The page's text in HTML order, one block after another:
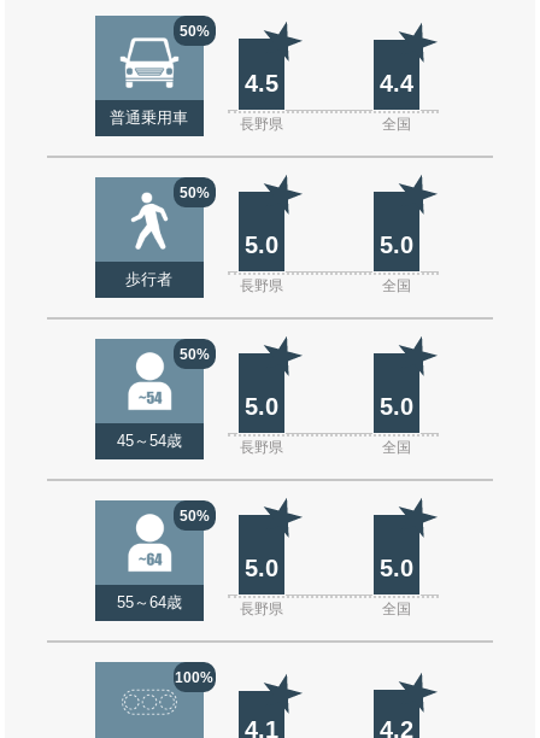
50%
普通乗用車
4.5 4.4
長野県 全国
50%
歩行者
5.0 5.0
長野県 全国
50%
45～54歳
5.0 5.0
長野県 全国
50%
55～64歳
5.0 5.0
長野県 全国
100%
4.1 4.2